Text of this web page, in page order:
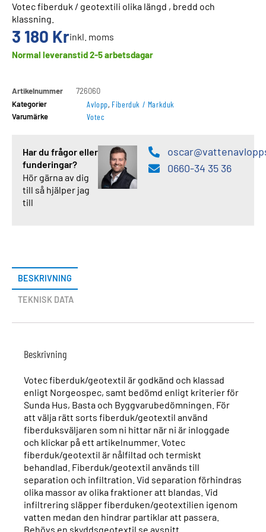
Votec fiberduk / geotextili olika längd , bredd och
klassning.
3 180 Krinkl. moms
Normal leveranstid 2-5 arbetsdagar
Artikelnummer
726060
Kategorier
Avlopp, Fiberduk / Markduk
Varumärke Votec
Har du frågor eller
funderingar?
Hör gärna av dig
till så hjälper jag
till
0660-34 35 36
BESKRIVNING
TEKNISK DATA
Beskrivning
Votec fiberduk/geotextil är godkänd och klassad
enligt Norgeospec, samt bedömd enligt kriterier för
Sunda Hus, Basta och Byggvarubedömningen. För
att välja rätt sorts fiberduk/geotextil använd
fiberduksväljaren som ni hittar när ni är inloggade
och klickar på ett artikelnummer. Votec
fiberduk/geotextil är nålfiltad och termiskt
behandlad. Fiberduk/geotextil används till
separation och infiltration. Vid separation förhindras
olika massor av olika fraktioner att blandas. Vid
infiltrering släpper fiberduken/geotextilien igenom
vatten medan den hindrar partiklar att passera.
Behövs en skyddsgeotextil se avsnitt